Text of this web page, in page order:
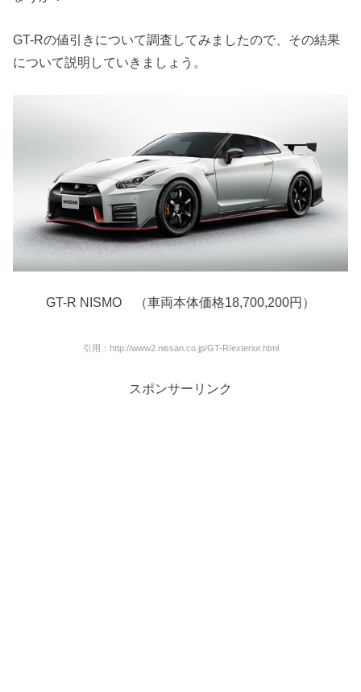
GT-Rの値引きについて調査してみましたので、その結果
について説明していきましょう。
GT-R NISMO （車両本体価格18,700,200円）
引用：http://www2.nissan.co.jp/GT-R/exterior.html
スポンサーリンク